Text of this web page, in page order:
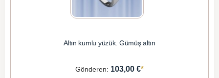
Altın kumlu yüzük. Gümüş altın
Gönderen: 103,00 €*